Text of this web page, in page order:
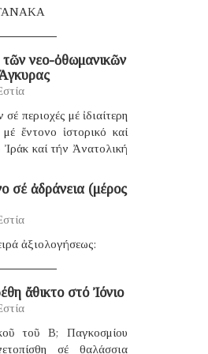
τῶν νεο-ὀθωμανικῶν
περιοχές μέ ἰδιαίτερη
ἔντονο ἱστορικό καί
Ἰράκ καί τήν Ἀνατολική
σέ ἀδράνεια (μέρος
ἀξιολογήσεως:
ἄθικτο στό Ἰόνιο
τοῦ B; Παγκοσμίου
σέ θαλάσσια